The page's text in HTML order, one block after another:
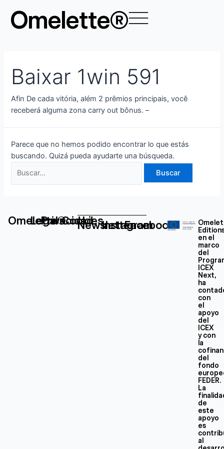
contenido
Omelette®
Baixar 1win 591
Afin De cada vitória, além 2 prêmios principais, você
receberá alguma zona carry out bônus. –
Parece que no hemos podido encontrar lo que estás
buscando. Quizá pueda ayudarte una búsqueda.
por:
Omelette®
Legal
Privacidad
Cookies
Newsletter
Instagram
Facebook
en el
marco
del
ICEX
Next,
ha
con
el
apoyo
del
ICEX
y con
la
del
fondo
FEDER.
La
de
este
apoyo
es
al